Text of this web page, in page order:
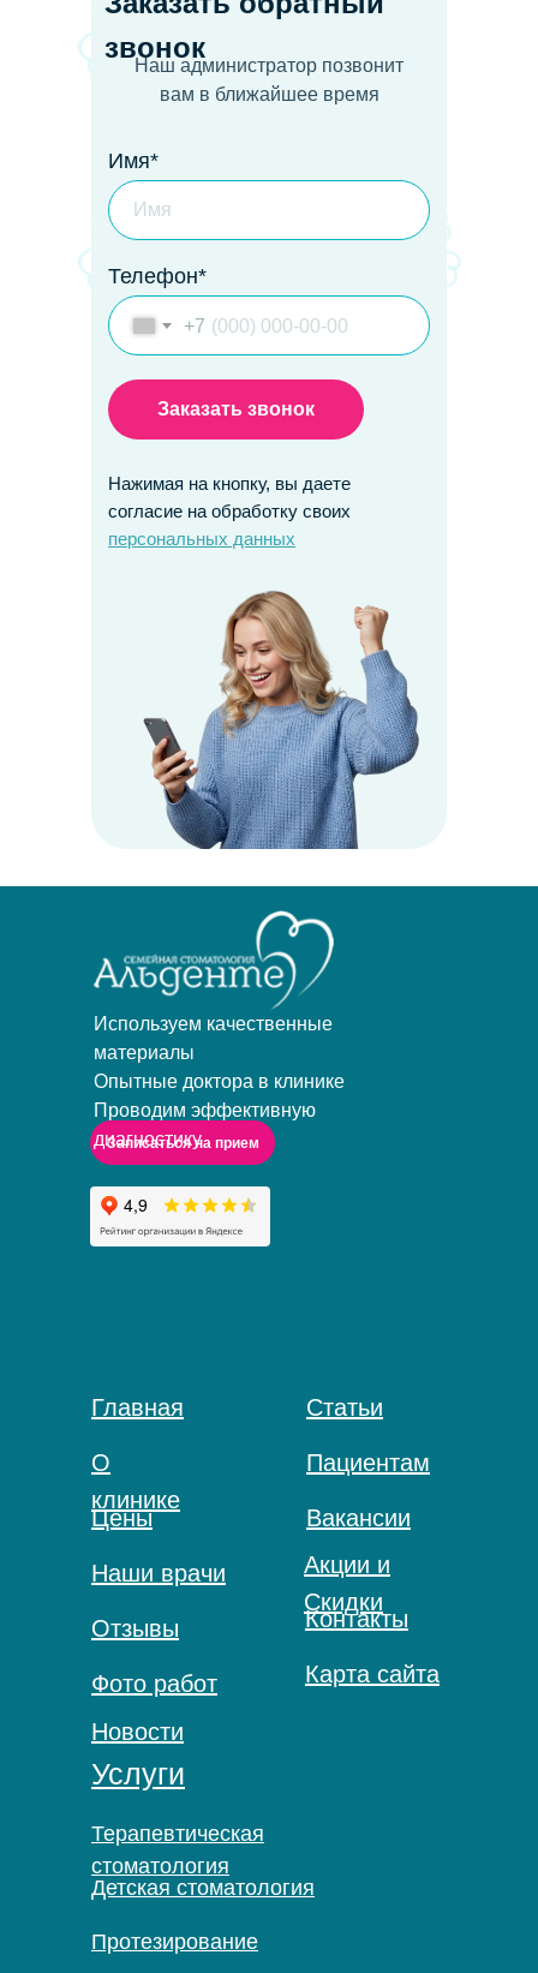
звонок
Наш администратор позвонит
вам в ближайшее время
Нажимая на кнопку, вы даете
согласие на обработку своих
персональных данных
Имя*
Телефон*
+7
Заказать звонок
Главная
О
клинике
Цены
Наши врачи
Отзывы
Фото работ
Статьи
Пациентам
Вакансии
Контакты
Карта сайта
Услуги
Терапевтическая
стоматология
Детская стоматология
Протезирование
Записаться на прием
Акции и
Скидки
Используем качественные
материалы
Опытные доктора в клинике
Проводим эффективную
диагностику
Новости